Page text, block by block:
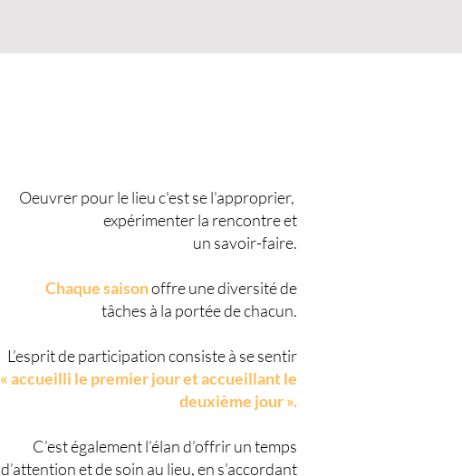
Oeuvrer pour le lieu c'est se l'approprier,
expérimenter la rencontre et
un savoir-faire.
Chaque saisonoffre une diversité de
tâches à la portée de chacun.
L’esprit de participation consiste à se sentir
« accueilli le premier jour et accueillant le
deuxième jour ».
C’est également l’élan d’offrir un temps
d’attention et de soin au lieu, en s’accordant